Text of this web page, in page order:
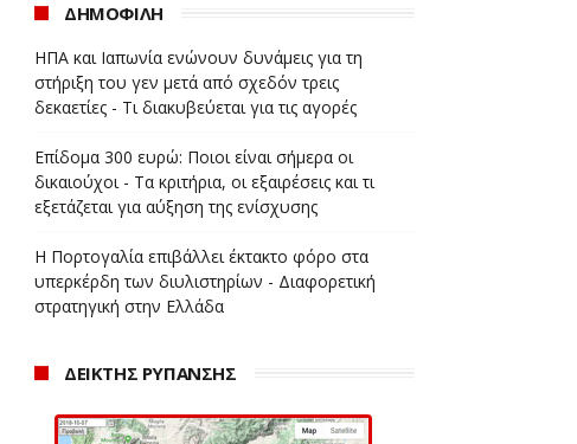
ΔΗΜΟΦΙΛΗ
ΗΠΑ και Ιαπωνία ενώνουν δυνάμεις για τη
στήριξη του γεν μετά από σχεδόν τρεις
δεκαετίες - Τι διακυβεύεται για τις αγορές
Επίδομα 300 ευρώ: Ποιοι είναι σήμερα οι
δικαιούχοι - Τα κριτήρια, οι εξαιρέσεις και τι
εξετάζεται για αύξηση της ενίσχυσης
Η Πορτογαλία επιβάλλει έκτακτο φόρο στα
υπερκέρδη των διυλιστηρίων - Διαφορετική
στρατηγική στην Ελλάδα
ΔΕΙΚΤΗΣ ΡΥΠΑΝΣΗΣ